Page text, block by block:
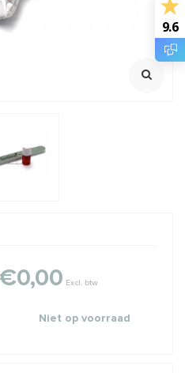
€0,00 Excl. btw
Niet op voorraad
9.6